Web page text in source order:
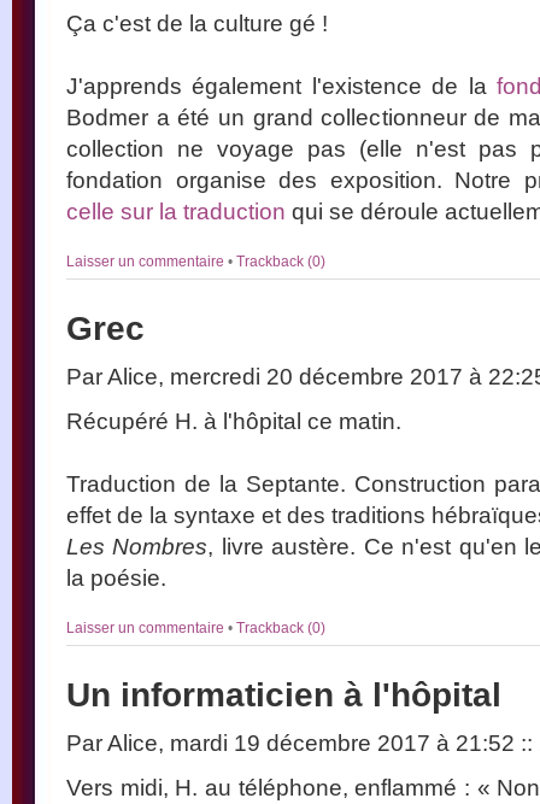
Ça c'est de la culture gé !
J'apprends également l'existence de la
Bodmer a été un grand collectionneur de
collection ne voyage pas (elle n'est pas
fondation organise des exposition. Notre
celle sur la traduction qui se déroule
Laisser un commentaire • Trackback (0)
Grec
Par Alice, mercredi 20 décembre 2017 à
Récupéré H. à l'hôpital ce matin.
Traduction de la Septante. Construction
effet de la syntaxe et des traditions
Les Nombres, livre austère. Ce n'est qu'en
la poésie.
Laisser un commentaire • Trackback (0)
Un informaticien à l'hôpital
Par Alice, mardi 19 décembre 2017 à 21:52 ::
Vers midi, H. au téléphone, enflammé : «